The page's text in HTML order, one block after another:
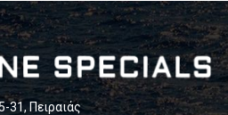
31, Πειραιάς